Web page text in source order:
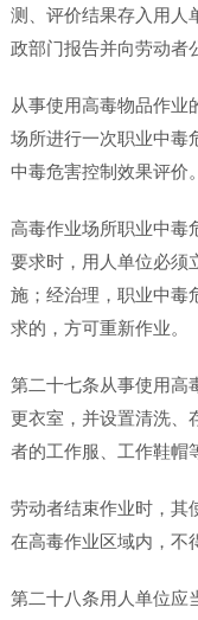
测、评价结果存入用人
政部门报告并向劳动者
从事使用高毒物品作业
场所进行一次职业中毒
中毒危害控制效果评价。
高毒作业场所职业中毒
要求时，用人单位必须
施；经治理，职业中毒
求的，方可重新作业。
第二十七条从事使用高
更衣室，并设置清洗、
者的工作服、工作鞋帽
劳动者结束作业时，其
在高毒作业区域内，不
第二十八条用人单位应